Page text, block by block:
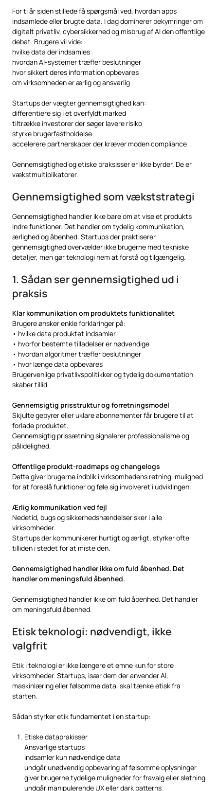
For ti år siden stillede få spørgsmål ved, hvordan apps
indsamlede eller brugte data. I dag dominerer bekymringer om
digitalt privatliv, cybersikkerhed og misbrug af AI den offentlige
debat. Brugere vil vide:
hvilke data der indsamles
hvordan AI-systemer træffer beslutninger
hvor sikkert deres information opbevares
om virksomheden er ærlig og ansvarlig
Startups der vægter gennemsigtighed kan:
differentiere sig i et overfyldt marked
tiltrække investorer der søger lavere risiko
styrke brugerfastholdelse
accelerere partnerskaber der kræver moden compliance
Gennemsigtighed og etiske praksisser er ikke byrder. De er
vækstmultiplikatorer.
Gennemsigtighed som vækststrategi
Gennemsigtighed handler ikke bare om at vise et produkts
indre funktioner. Det handler om tydelig kommunikation,
ærlighed og åbenhed. Startups der praktiserer
gennemsigtighed overvælder ikke brugerne med tekniske
detaljer, men gør teknologi nem at forstå og tilgængelig.
1. Sådan ser gennemsigtighed ud i
praksis
Klar kommunikation om produktets funktionalitet
Brugere ønsker enkle forklaringer på:
• hvilke data produktet indsamler
• hvorfor bestemte tilladelser er nødvendige
• hvordan algoritmer træffer beslutninger
• hvor længe data opbevares
Brugervenlige privatlivspolitikker og tydelig dokumentation
skaber tillid.
Gennemsigtig prisstruktur og forretningsmodel
Skjulte gebyrer eller uklare abonnementer får brugere til at
forlade produktet.
Gennemsigtig prissætning signalerer professionalisme og
pålidelighed.
Offentlige produkt-roadmaps og changelogs
Dette giver brugerne indblik i virksomhedens retning, mulighed
for at foreslå funktioner og føle sig involveret i udviklingen.
Ærlig kommunikation ved fejl
Nedetid, bugs og sikkerhedshændelser sker i alle
virksomheder.
Startups der kommunikerer hurtigt og ærligt, styrker ofte
tilliden i stedet for at miste den.
Gennemsigtighed handler ikke om fuld åbenhed. Det
handler om meningsfuld åbenhed.
Gennemsigtighed handler ikke om fuld åbenhed. Det handler
om meningsfuld åbenhed.
Etisk teknologi: nødvendigt, ikke
valgfrit
Etik i teknologi er ikke længere et emne kun for store
virksomheder. Startups, især dem der anvender AI,
maskinlæring eller følsomme data, skal tænke etisk fra
starten.
Sådan styrker etik fundamentet i en startup:
Etiske dataprakisser
Ansvarlige startups:
indsamler kun nødvendige data
undgår unødvendig opbevaring af følsomme oplysninger
giver brugerne tydelige muligheder for fravalg eller sletning
undgår manipulerende UX eller dark patterns